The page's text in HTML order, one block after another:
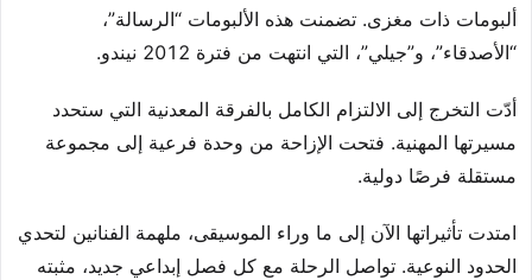
ألبومات ذات مغزى. تضمنت هذه الألبومات “الرسالة”،
“الأصدقاء”، و”جيلي”، التي انتهت من فترة 2012 نيندو.
أدّت التخرج إلى الالتزام الكامل بالفرقة المعدنية التي ستحدد
مسيرتها المهنية. فتحت الإزاحة من وحدة فرعية إلى مجموعة
مستقلة فرصًا دولية.
امتدت تأثيراتها الآن إلى ما وراء الموسيقى، ملهمة الفنانين لتحدي
الحدود النوعية. تواصل الرحلة مع كل فصل إبداعي جديد، مثبته